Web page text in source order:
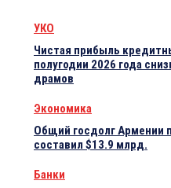
УКО
Чистая прибыль
полугодии 2026 года
драмов
Экономика
Общий госдолг Армении
составил $13.9 млрд.
Банки